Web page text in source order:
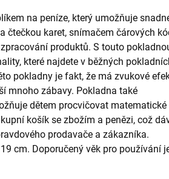
na peníze, který umožňuje
čtečkou karet, snímačem čárových
produktů. S touto
které najdete v běžných
pokladny je fakt, že má zvukové
mnoho zábavy. Pokladna také
dětem procvičovat matematické
košík se zbožím a penězi, což
prodavače a zákazníka.
cm. Doporučený věk pro používání